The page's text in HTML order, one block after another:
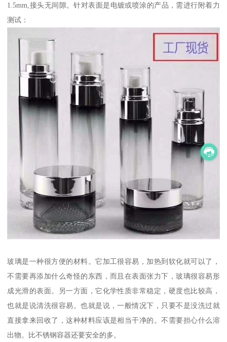
1.5mm,接头无间隙。针对表面是电镀或喷涂的产品，需进行附着力
测试：
玻璃是一种很方便的材料。它加工很容易，加热到软化就可以了，
不需要再添加什么奇怪的东西，而且在表面张力下，玻璃很容易形
成光滑的表面。另一方面，它化学性质非常稳定，硬度也比较高，
也就是说清洗很容易。也就是说，一般情况下，只要不是没洗过就
直接拿来回收了，这种材料应该是相当干净的。不需要担心什么溶
出物。比不锈钢容器还要安全的多。